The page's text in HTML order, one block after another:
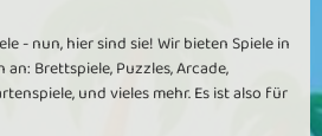
- nun, hier sind sie! Wir bieten Spiele in
Brettspiele, Puzzles, Arcade,
und vieles mehr. Es ist also für